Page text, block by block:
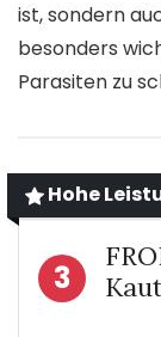
ist, sondern
besonders
Parasiten zu
Hohe
3